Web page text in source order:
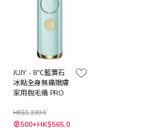
JUJY - 8℃藍寶石
冰點全身無痛嫩膚
家用脫毛儀 PRO
HK$1,199.0
特 500+HK$565.0